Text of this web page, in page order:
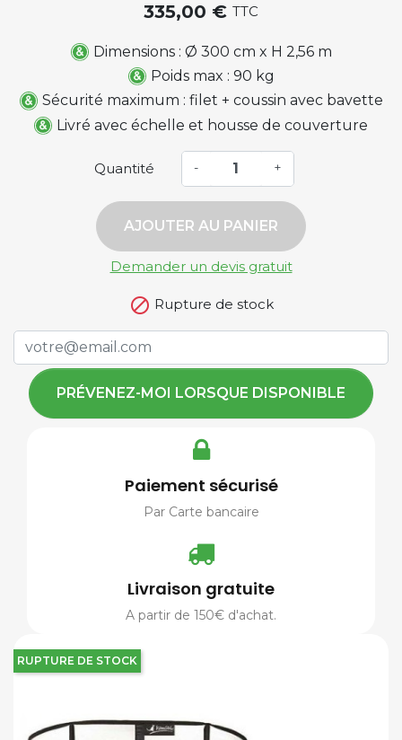
RUPTURE DE STOCK
335,00 € TTC
Dimensions : Ø 300 cm x H 2,56 m
Poids max : 90 kg
Sécurité maximum : filet + coussin avec bavette
Livré avec échelle et housse de couverture
Quantité - +
AJOUTER AU PANIER
Demander un devis gratuit
 Rupture de stock
PRÉVENEZ-MOI LORSQUE DISPONIBLE
Paiement sécurisé
Par Carte bancaire
Livraison gratuite
A partir de 150€ d'achat.